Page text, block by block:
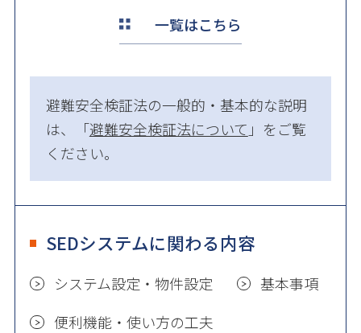
一覧はこちら
避難安全検証法の一般的・基本的な説明
は、「避難安全検証法について 」をご覧
ください。
SEDシステムに関わる内容
システム設定・物件設定
基本事項
便利機能・使い方の工夫